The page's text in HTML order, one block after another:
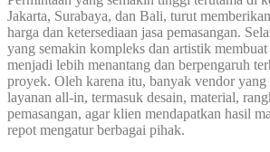
Jakarta, Surabaya, dan Bali, turut
harga dan ketersediaan jasa pemasangan.
yang semakin kompleks dan artistik membuat
menjadi lebih menantang dan berpengaruh
proyek. Oleh karena itu, banyak vendor
layanan all-in, termasuk desain, material,
pemasangan, agar klien mendapatkan hasil
repot mengatur berbagai pihak.